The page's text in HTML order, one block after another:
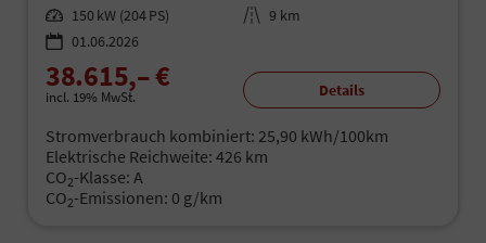
Leistung 150 kW (204 PS) Kilometerstand 9 km
01.06.2026
38.615,– €
incl. 19% MwSt. Details
Stromverbrauch kombiniert: 25,90 kWh/100km
Elektrische Reichweite: 426 km
CO2-Klasse: A
CO2-Emissionen: 0 g/km